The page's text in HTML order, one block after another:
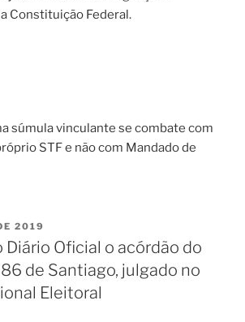
Constituição Federal.
súmula vinculante se combate com
STF e não com Mandado de
2019
Diário Oficial o acórdão do
de Santiago, julgado no
Eleitoral